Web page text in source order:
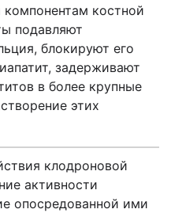
костной
подавляют
блокируют его
задерживают
в более крупные
этих
клодроновой
активности
опосредованной ими